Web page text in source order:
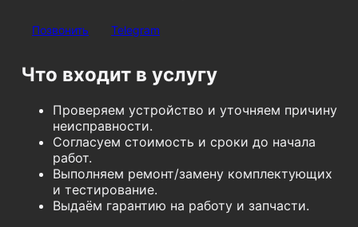
Позвонить Telegram
Что входит в услугу
Проверяем устройство и уточняем причину
неисправности.
Согласуем стоимость и сроки до начала
работ.
Выполняем ремонт/замену комплектующих
и тестирование.
Выдаём гарантию на работу и запчасти.